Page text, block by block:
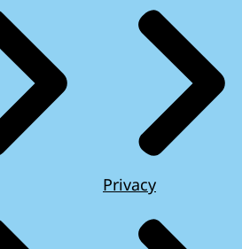
Privacy